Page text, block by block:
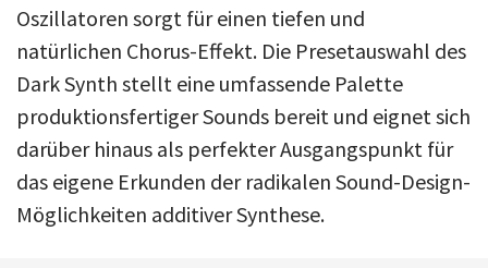
Oszillatoren sorgt für einen tiefen und
natürlichen Chorus-Effekt. Die Presetauswahl des
Dark Synth stellt eine umfassende Palette
produktionsfertiger Sounds bereit und eignet sich
darüber hinaus als perfekter Ausgangspunkt für
das eigene Erkunden der radikalen Sound-Design-
Möglichkeiten additiver Synthese.